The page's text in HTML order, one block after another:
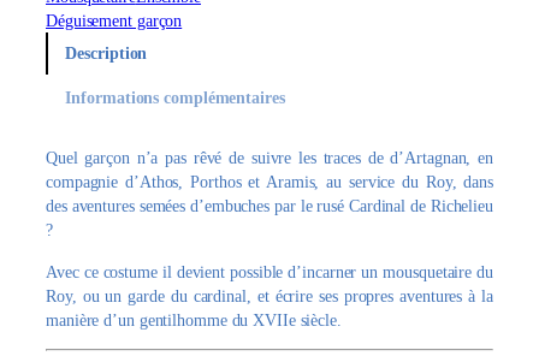
n
t
t
e
L
e
M
u
s
q
u
Déguisement garçon
Description
Informations complémentaires
Quel garçon n’a pas rêvé de suivre les traces de d’Artagnan, en
compagnie d’Athos, Porthos et Aramis, au service du Roy, dans
des aventures semées d’embuches par le rusé Cardinal de Richelieu
?
Avec ce costume il devient possible d’incarner un mousquetaire du
Roy, ou un garde du cardinal, et écrire ses propres aventures à la
manière d’un gentilhomme du XVIIe siècle.